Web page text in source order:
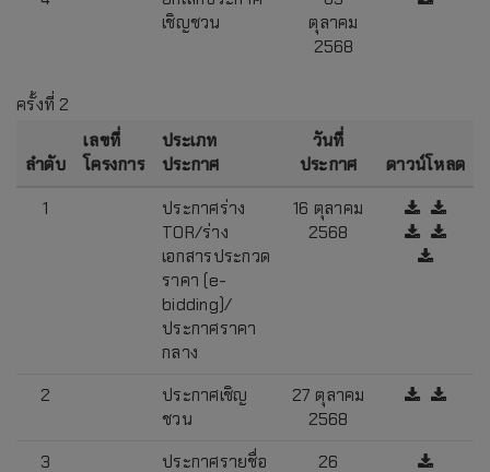
เชิญชวน
ตุลาคม
2568
ครั้งที่ 2
ลำดับ
เลขที่
โครงการ
ประเภท
ประกาศ
วันที่
ประกาศ
ดาวน์โหลด
1
ประกาศร่าง
TOR/ร่าง
เอกสารประกวด
ราคา (e-
bidding)/
ประกาศราคา
กลาง
16 ตุลาคม
2568
2
ประกาศเชิญ
ชวน
27 ตุลาคม
2568
3
ประกาศรายชื่อ
26